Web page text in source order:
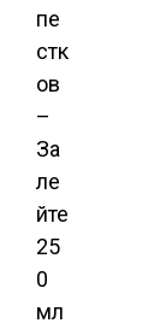
пе
стк
ов
–
За
ле
йте
25
0
мл